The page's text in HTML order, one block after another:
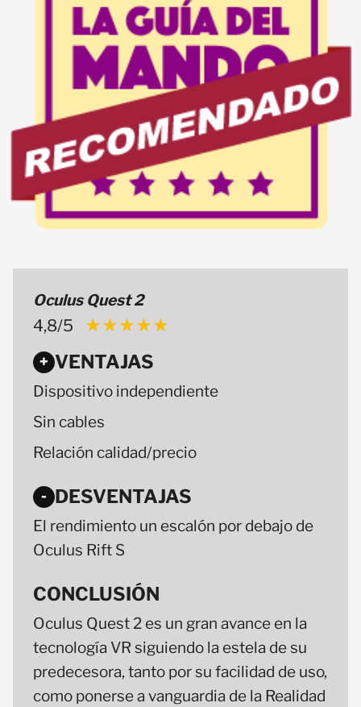
Oculus Quest 2
4,8/5 ★★★★★
★★★★★
+ VENTAJAS
Dispositivo independiente
Sin cables
Relación calidad/precio
- DESVENTAJAS
El rendimiento un escalón por debajo de
Oculus Rift S
CONCLUSIÓN
Oculus Quest 2 es un gran avance en la
tecnología VR siguiendo la estela de su
predecesora, tanto por su facilidad de uso,
como ponerse a vanguardia de la Realidad